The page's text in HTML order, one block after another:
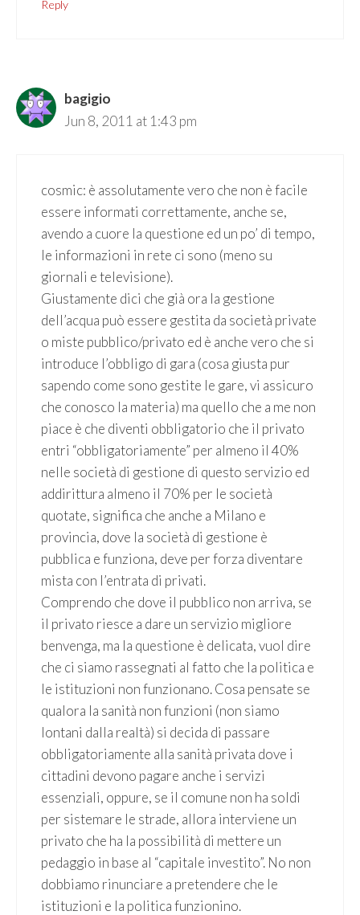
Reply
bagigio
Jun 8, 2011 at 1:43 pm
cosmic: è assolutamente vero che non è facile
essere informati correttamente, anche se,
avendo a cuore la questione ed un po’ di tempo,
le informazioni in rete ci sono (meno su
giornali e televisione).
Giustamente dici che già ora la gestione
dell’acqua può essere gestita da società private
o miste pubblico/privato ed è anche vero che si
introduce l’obbligo di gara (cosa giusta pur
sapendo come sono gestite le gare, vi assicuro
che conosco la materia) ma quello che a me non
piace è che diventi obbligatorio che il privato
entri “obbligatoriamente” per almeno il 40%
nelle società di gestione di questo servizio ed
addirittura almeno il 70% per le società
quotate, significa che anche a Milano e
provincia, dove la società di gestione è
pubblica e funziona, deve per forza diventare
mista con l’entrata di privati.
Comprendo che dove il pubblico non arriva, se
il privato riesce a dare un servizio migliore
benvenga, ma la questione è delicata, vuol dire
che ci siamo rassegnati al fatto che la politica e
le istituzioni non funzionano. Cosa pensate se
qualora la sanità non funzioni (non siamo
lontani dalla realtà) si decida di passare
obbligatoriamente alla sanità privata dove i
cittadini devono pagare anche i servizi
essenziali, oppure, se il comune non ha soldi
per sistemare le strade, allora interviene un
privato che ha la possibilità di mettere un
pedaggio in base al “capitale investito”. No non
dobbiamo rinunciare a pretendere che le
istituzioni e la politica funzionino.